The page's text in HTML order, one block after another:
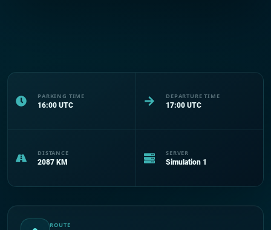
PARKING TIME
16:00 UTC
DEPARTURE TIME
17:00 UTC
DISTANCE
2087 KM
SERVER
Simulation 1
ROUTE